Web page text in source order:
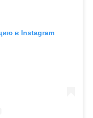
в Instagram